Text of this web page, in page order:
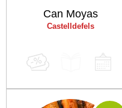
Can Moyas
Castelldefels